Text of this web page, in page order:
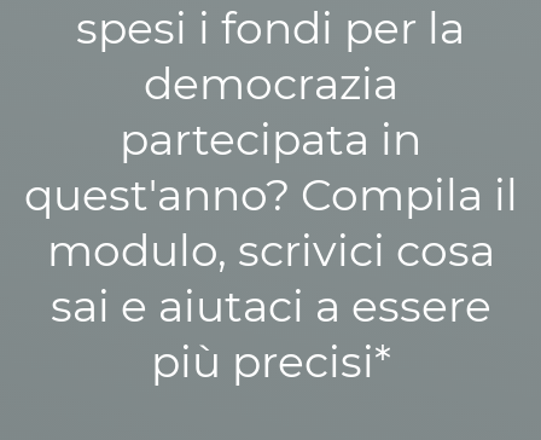
spesi i fondi per la
democrazia
partecipata in
quest'anno? Compila il
modulo, scrivici cosa
sai e aiutaci a essere
più precisi*